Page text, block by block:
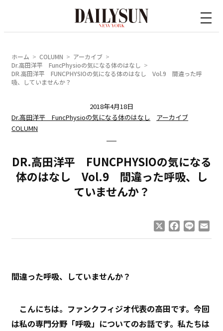
ホーム COLUMN
アーカイブ
Dr.高田洋平 FuncPhysioの気になる体のはなし
DR.高田洋平 FUNCPHYSIOの気になる体のはなし Vol.9 間違った呼
吸、していませんか？
2018年4月18日
Dr.高田洋平 FuncPhysioの気になる体のはなし
アーカイブ
COLUMN
DR.高田洋平 FUNCPHYSIOの気になる
体のはなし Vol.9 間違った呼吸、し
ていませんか？
Facebook
Line
間違った呼吸、していませんか？
こんにちは。ファンクフィジオ代表の高田です。今回
は私の専門分野「呼吸」についてのお話です。私たちは